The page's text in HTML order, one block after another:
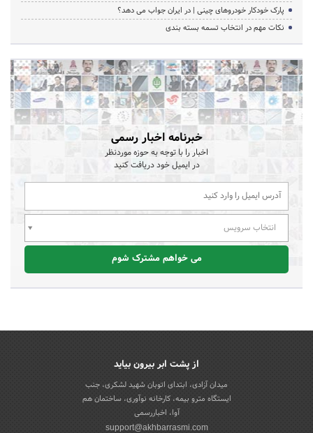
پارک خودکار خودروهای چینی | در ایران جواب می دهد؟
نکات مهم در انتخاب تسمه بسته بندی
خبرنامه اخبار رسمی
اخبار را با توجه به حوزه موردنظر
در ایمیل خود دریافت کنید
انتخاب سرویس
می خواهم مشترک شوم
از پشت ابر بیرون بیاید
میدان آزادی، ابتدای اتوبان شهید لشکری، جنب
ایستگاه مترو بیمه، کارخانه نوآوری، ساختمان هم
آوا، اخباررسمی
support@akhbarrasmi.com